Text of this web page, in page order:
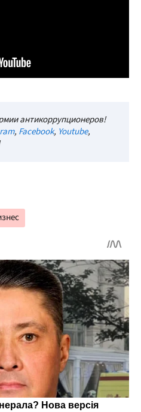
антикоррупционеров!
, Facebook, Youtube,